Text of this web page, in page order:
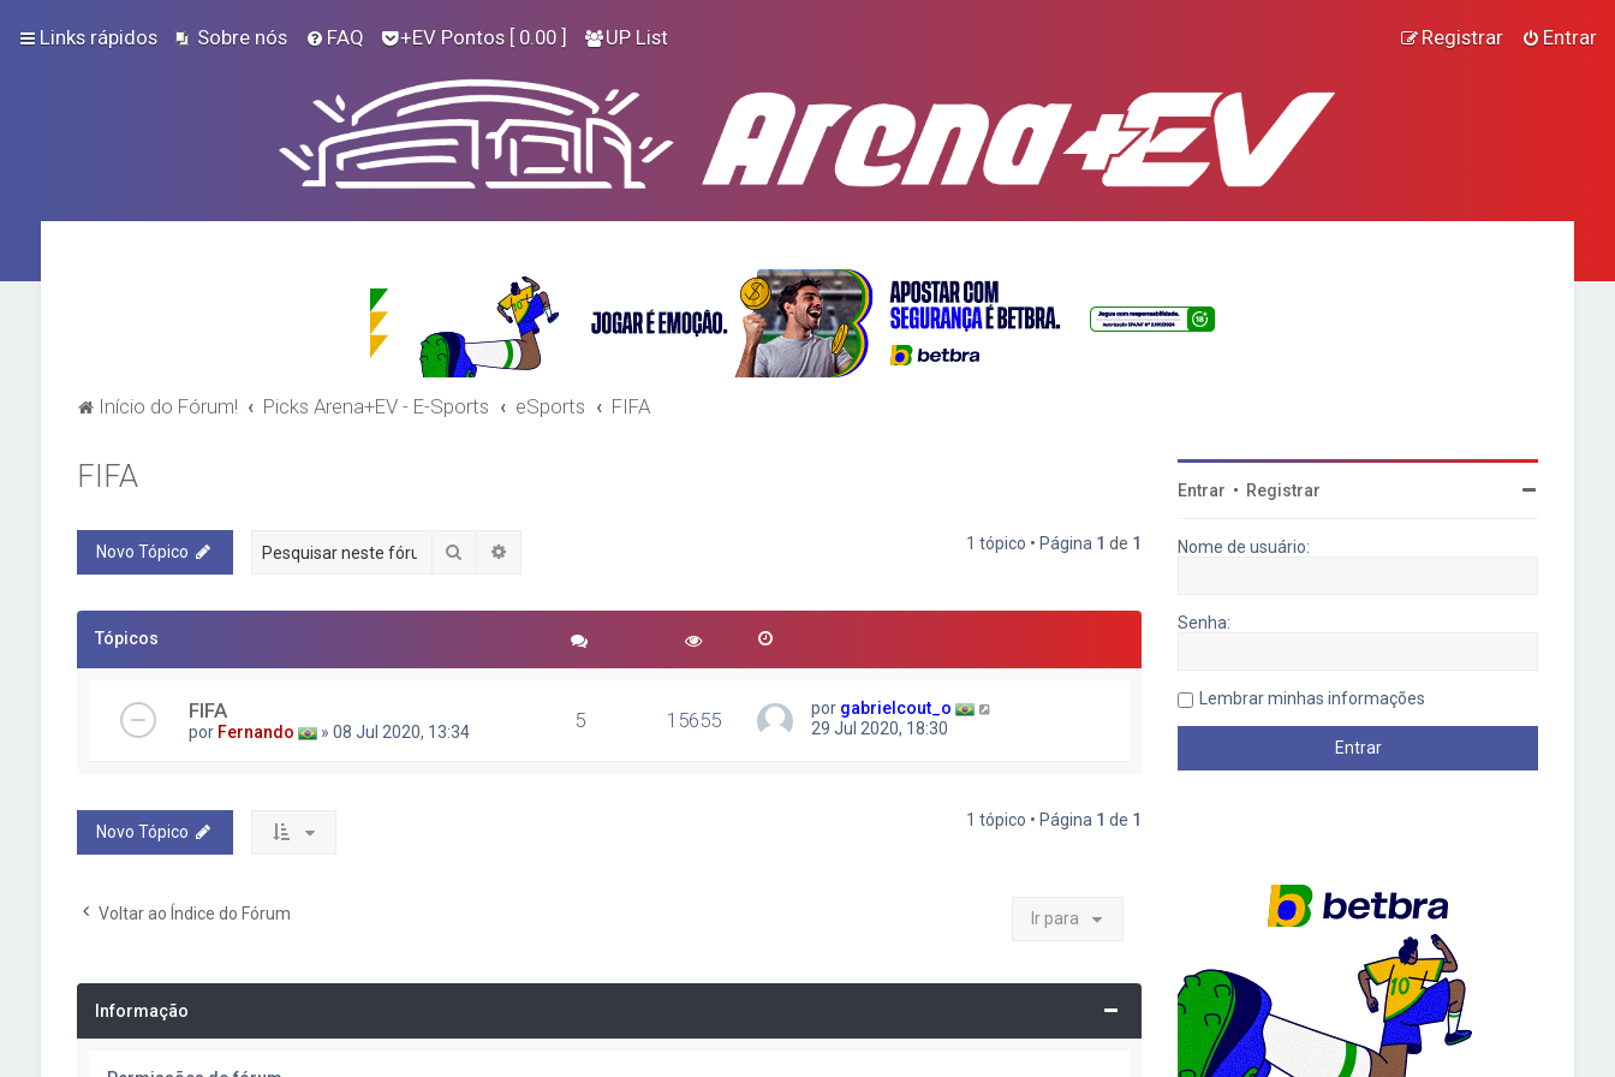
Links rápidos Sobre nós FAQ +EV Pontos [ 0.00 ] UP List Entrar
Registrar
Início do Fórum! Picks Arena+EV - E-Sports eSports FIFA
FIFA
Novo Tópico Pesquisar 1 tópico • Página 1 de 1
Tópicos
FIFA
por Fernando » 08 Jul 2020, 13:34 5 15655 por gabrielcout_o
29 Jul 2020, 18:30
Novo Tópico
1 tópico • Página 1 de 1
Voltar ao Índice do Fórum Ir para
Informação
Entrar • Registrar
Nome de usuário:
Senha:
Lembrar minhas informações